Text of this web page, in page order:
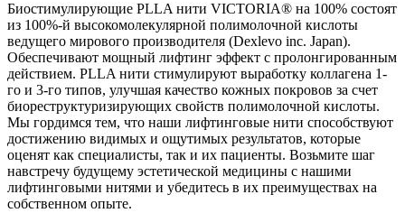
Биостимулирующие PLLA нити VICTORIA® на 100% состоят
из 100%-й высокомолекулярной полимолочной кислоты
ведущего мирового производителя (Dexlevo inc. Japan).
Обеспечивают мощный лифтинг эффект с пролонгированным
действием. PLLA нити стимулируют выработку коллагена 1-
го и 3-го типов, улучшая качество кожных покровов за счет
биореструктуризирующих свойств полимолочной кислоты.
Мы гордимся тем, что наши лифтинговые нити способствуют
достижению видимых и ощутимых результатов, которые
оценят как специалисты, так и их пациенты. Возьмите шаг
навстречу будущему эстетической медицины с нашими
лифтинговыми нитями и убедитесь в их преимуществах на
собственном опыте.